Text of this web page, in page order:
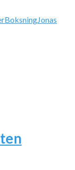
BoksningJonas